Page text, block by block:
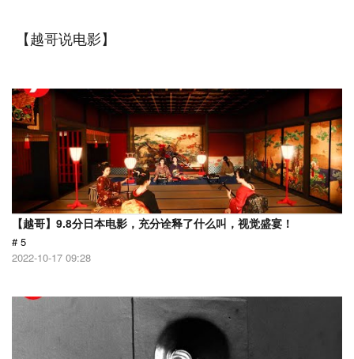
【越哥说电影】
【越哥】9.8分日本电影，充分诠释了什么叫，视觉盛宴！
# 5
2022-10-17 09:28